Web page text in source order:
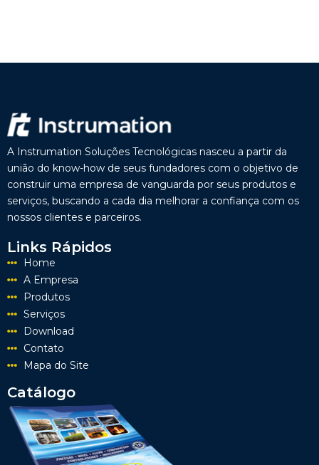
A Instrumation Soluções Tecnológicas nasceu a partir da
união do know-how de seus fundadores com o objetivo de
construir uma empresa de vanguarda por seus produtos e
serviços, buscando a cada dia melhorar a confiança com os
nossos clientes e parceiros.
Links Rápidos
Home
A Empresa
Produtos
Serviços
Download
Contato
Mapa do Site
Catálogo